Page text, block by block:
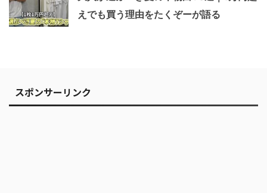
えでも買う理由をたくぞーが語る
スポンサーリンク